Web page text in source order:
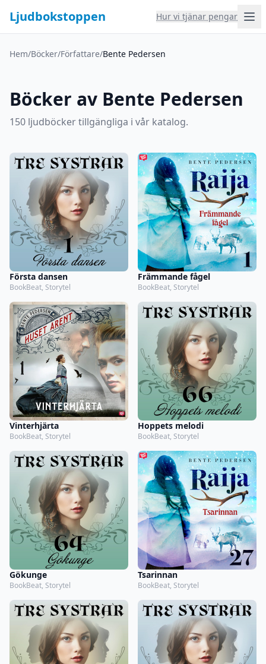
Ljudbokstoppen Hur vi tjänar pengar
Hem/Böcker/Författare/Bente Pedersen
Böcker av Bente Pedersen
150 ljudböcker tillgängliga i vår katalog.
Första dansen
BookBeat, Storytel
Främmande fågel
BookBeat, Storytel
Vinterhjärta
BookBeat, Storytel
Hoppets melodi
BookBeat, Storytel
Gökunge
BookBeat, Storytel
Tsarinnan
BookBeat, Storytel